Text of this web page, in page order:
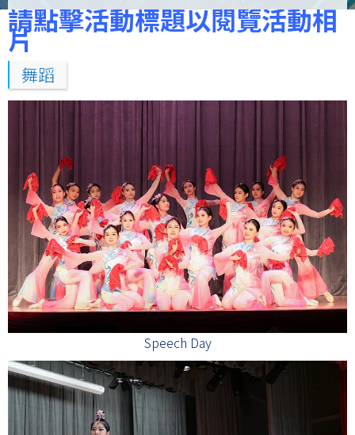
請點擊活動標題以閱覽活動相
片
舞蹈
Speech Day